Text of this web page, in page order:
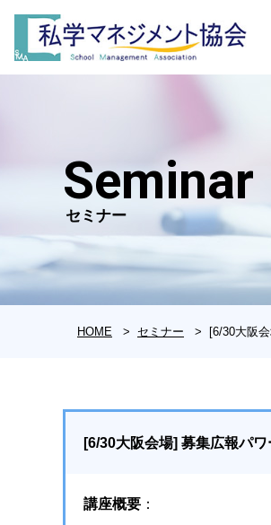
Seminar
セミナー
HOME セミナー [6/30大阪
[6/30大阪会場] 募集広報パ
講座概要 ：